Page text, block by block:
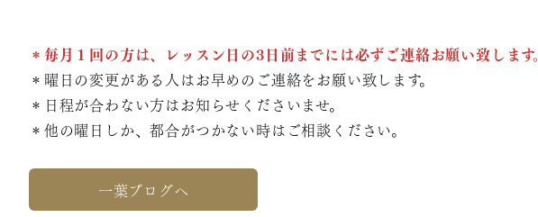
＊毎月１回の方は、レッスン日の3日前までには必ずご連絡お願い致します。
＊曜日の変更がある人はお早めのご連絡をお願い致します。
＊日程が合わない方はお知らせくださいませ。
＊他の曜日しか、都合がつかない時はご相談ください。
一葉ブログへ